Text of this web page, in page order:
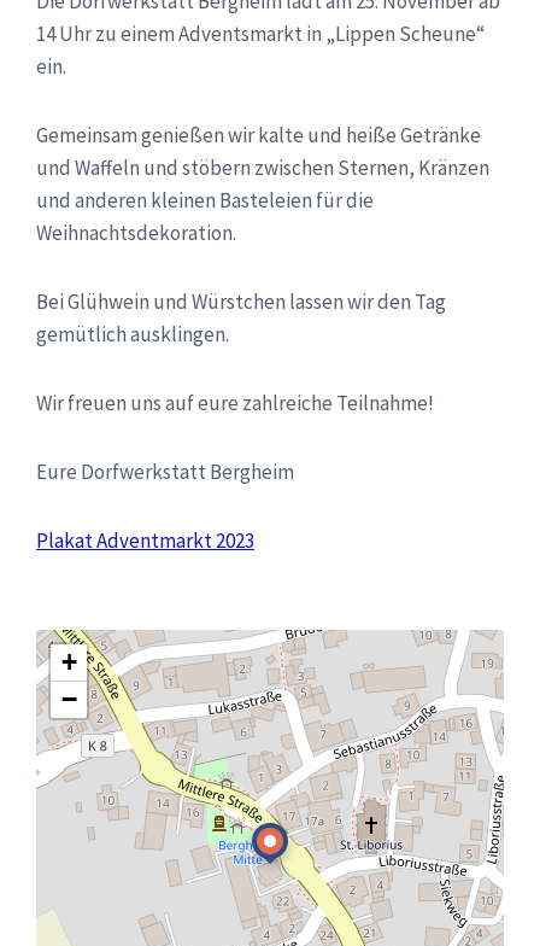
14 Uhr zu einem Adventsmarkt in „Lippen Scheune“
ein.
Gemeinsam genießen wir kalte und heiße Getränke
und Waffeln und stöbern zwischen Sternen, Kränzen
und anderen kleinen Basteleien für die
Weihnachtsdekoration.
Bei Glühwein und Würstchen lassen wir den Tag
gemütlich ausklingen.
Wir freuen uns auf eure zahlreiche Teilnahme!
Eure Dorfwerkstatt Bergheim
Plakat Adventmarkt 2023
+
−